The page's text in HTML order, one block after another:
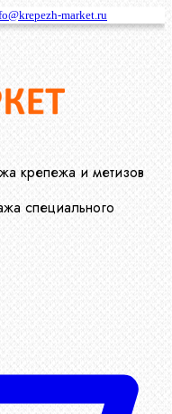
market.ru
крепежа и метизов
специального